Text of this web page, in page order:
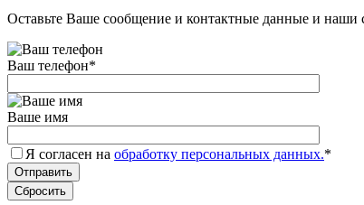
Оставьте Ваше сообщение и контактные данные и наши
Ваш телефон*
Ваше имя
Я согласен на обработку персональных данных.*